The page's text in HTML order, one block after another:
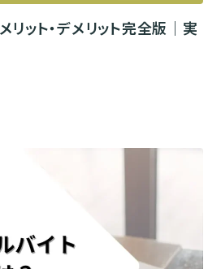
リット・デメリット完全版｜実